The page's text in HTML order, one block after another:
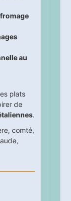
au
plats
de
.
, comté,
,